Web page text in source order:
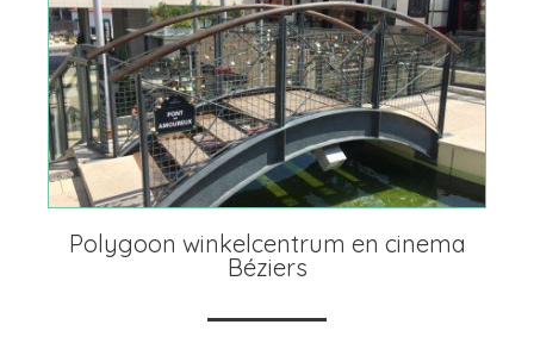
Polygoon winkelcentrum en cinema
Béziers